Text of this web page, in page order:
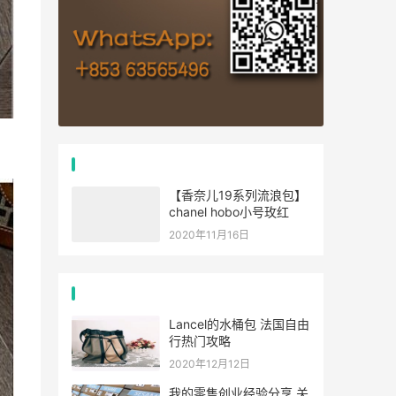
【香奈儿19系列流浪包】
chanel hobo小号玫红
2020年11月16日
Lancel的水桶包 法国自由
行热门攻略
2020年12月12日